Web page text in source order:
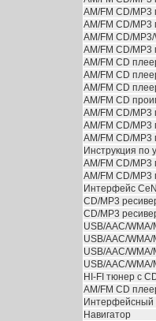
АМ/FM CD/MP3
АМ/FM CD/MP3
АМ/FM CD/MP3/
АМ/FM CD/MP3
АМ/FM CD
АМ/FM CD
АМ/FM CD
АМ/FM CD
АМ/FM CD/MP3
АМ/FM CD/MP3
АМ/FM CD/MP3
Инструкция по
АМ/FM CD/MP3
АМ/FM CD/MP3
Интерфейс
CD/MP3
CD/MP3
USB/AAC/
USB/AAC/
USB/AAC/
USB/AAC/
HI-FI тюнер с
АМ/FM CD
Интерфейсный
Навигатор